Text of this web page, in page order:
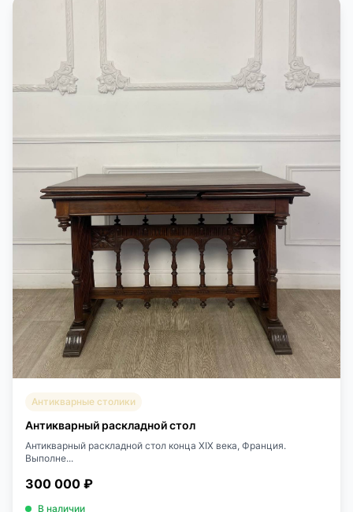
Антикварные столики
Антикварный раскладной стол
Антикварный раскладной стол конца XIX века, Франция.
Выполне...
300 000 ₽
В наличии